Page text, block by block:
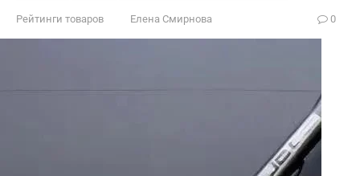
Рейтинги товаров Елена Смирнова 0